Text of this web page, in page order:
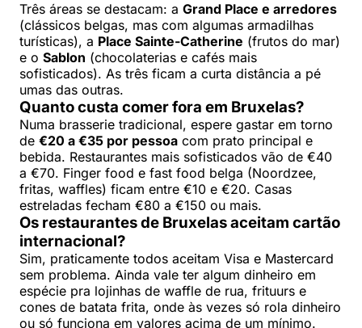
Três áreas se destacam: a Grand Place e arredores
(clássicos belgas, mas com algumas armadilhas
turísticas), a Place Sainte-Catherine (frutos do mar)
e o Sablon (chocolaterias e cafés mais
sofisticados). As três ficam a curta distância a pé
umas das outras.
Quanto custa comer fora em Bruxelas?
Numa brasserie tradicional, espere gastar em torno
de €20 a €35 por pessoa com prato principal e
bebida. Restaurantes mais sofisticados vão de €40
a €70. Finger food e fast food belga (Noordzee,
fritas, waffles) ficam entre €10 e €20. Casas
estreladas fecham €80 a €150 ou mais.
Os restaurantes de Bruxelas aceitam cartão
internacional?
Sim, praticamente todos aceitam Visa e Mastercard
sem problema. Ainda vale ter algum dinheiro em
espécie pra lojinhas de waffle de rua, frituurs e
cones de batata frita, onde às vezes só rola dinheiro
ou só funciona em valores acima de um mínimo.